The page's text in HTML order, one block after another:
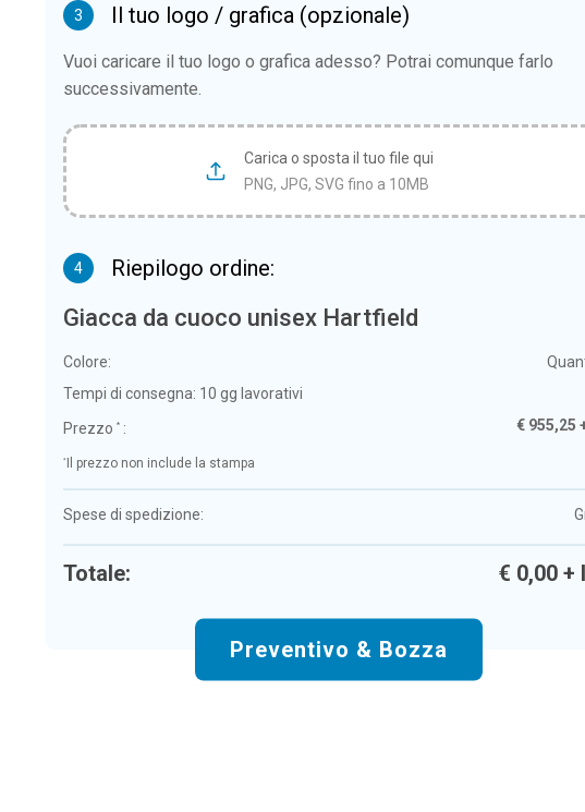
3 Il tuo logo / grafica (opzionale)
Vuoi caricare il tuo logo o grafica adesso? Potrai comunque farlo
successivamente.
Carica o sposta il tuo file qui
PNG, JPG, SVG fino a 10MB
4 Riepilogo ordine:
Giacca da cuoco unisex Hartfield
Colore:
Tempi di consegna: 10 gg lavorativi
Prezzo *: € 955,25
* Il prezzo non include la stampa
Spese di spedizione:
Totale: € 0,00 +
Preventivo & Bozza